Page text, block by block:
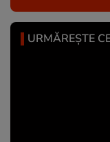
URMĂREȘTE